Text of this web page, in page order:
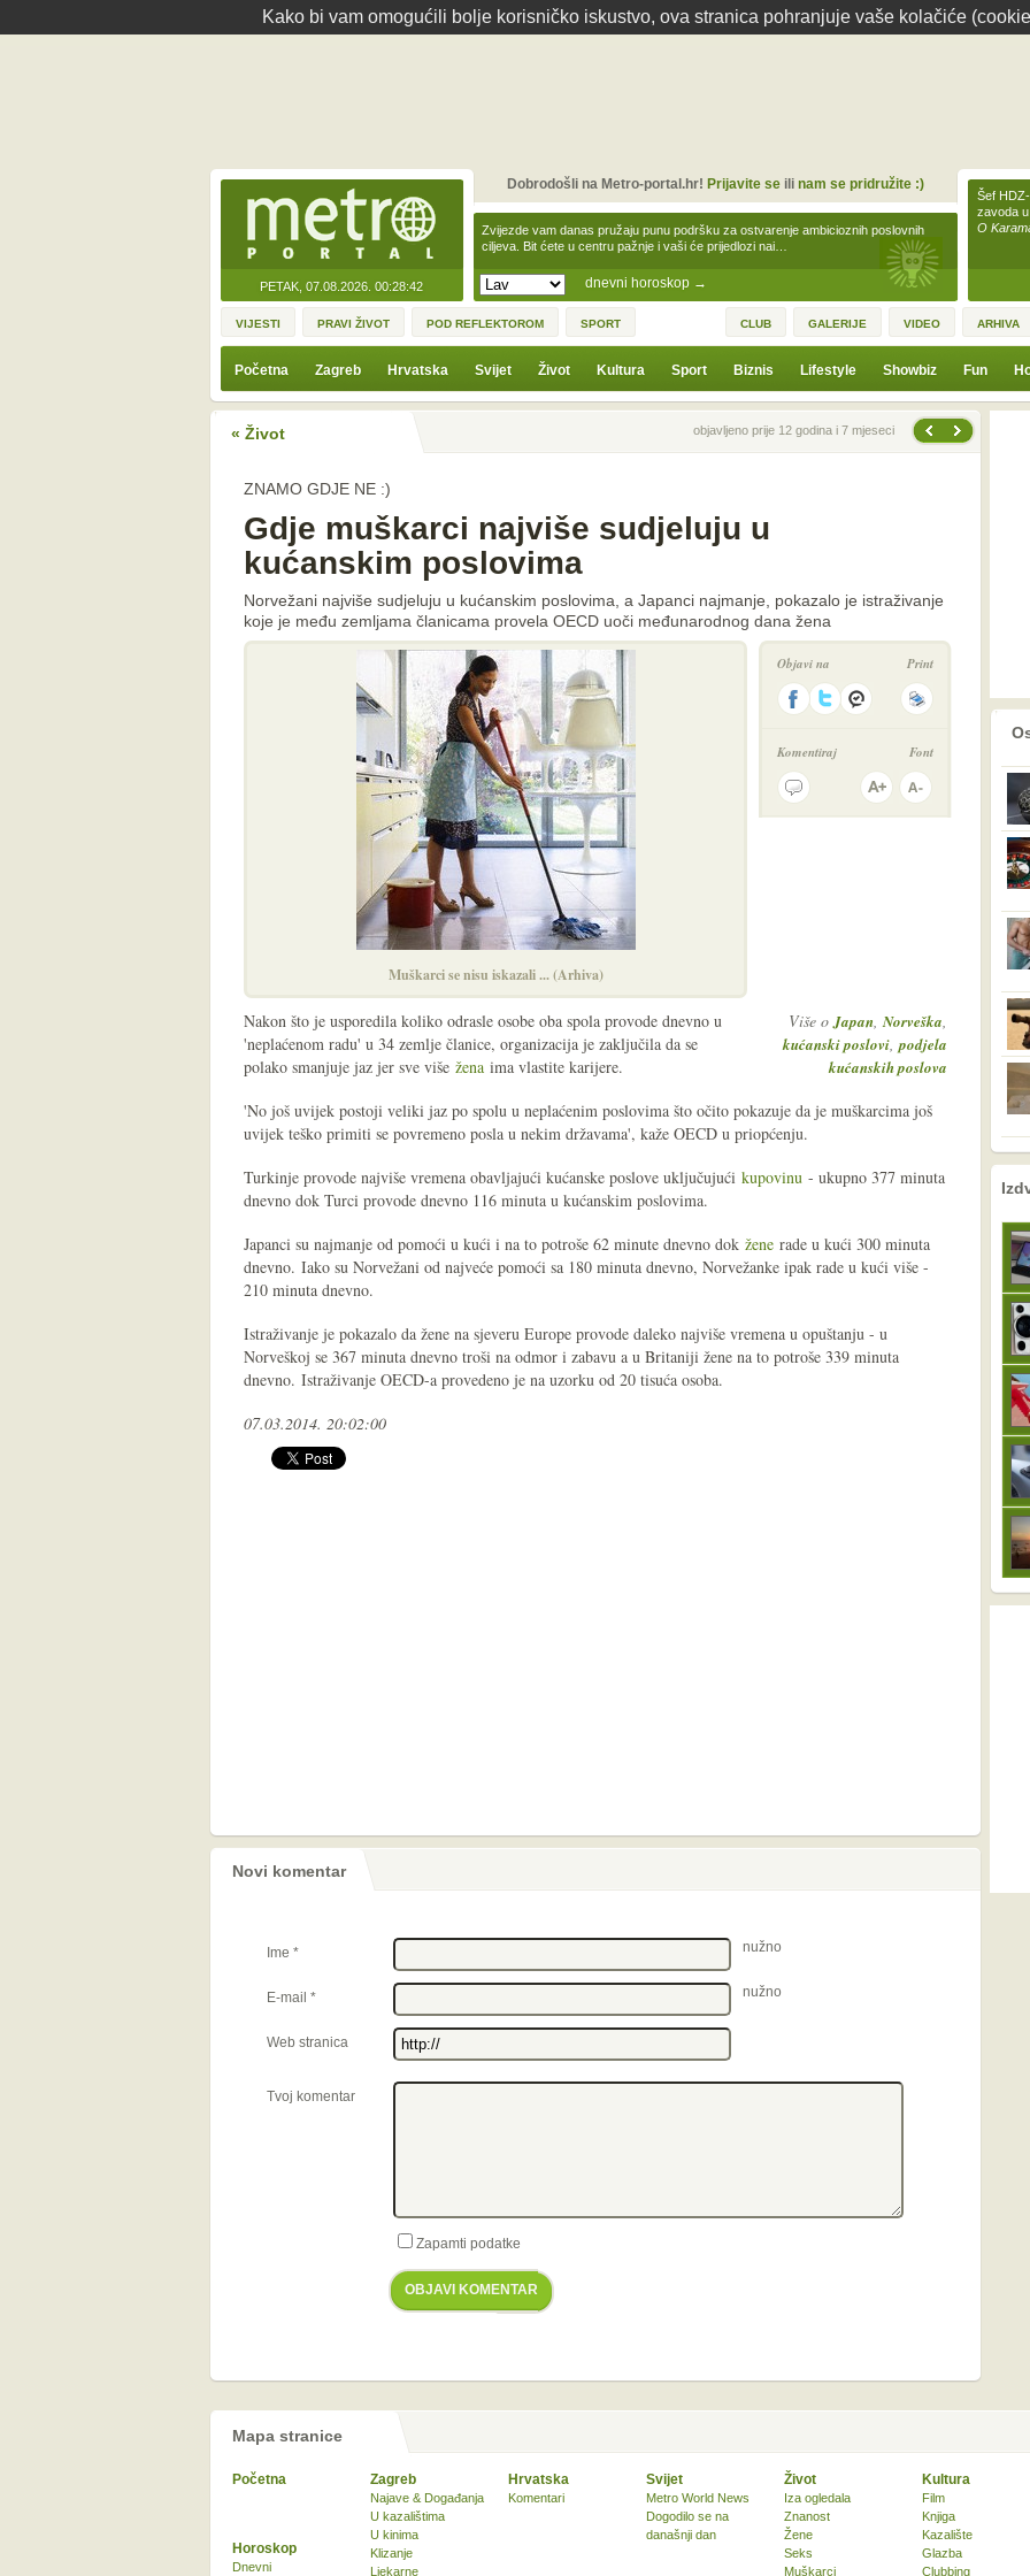
Kako bi vam omogućili bolje korisničko iskustvo, ova stranica pohranjuje vaše kolačiće
PETAK, 07.08.2026. 00:28:42 dnevni horoskop →
Zvijezde vam danas pružaju punu podršku za ostvarenje ambicioznih poslovnih
ciljeva. Bit ćete u centru pažnje i vaši će prijedlozi nai…
Dobrodošli na Metro-portal.hr! Prijavite seili nam se pridružite :)
Šef
zavoda
O
VIJESTI PRAVI ŽIVOT POD REFLEKTOROM SPORT CLUB GALERIJE VIDEO ARHIVA
Početna Zagreb Hrvatska Svijet Život Kultura Sport Biznis Lifestyle Showbiz Fun
« Život Prethodna vijestobjavljeno prije 12 godina i 7 mjeseci
ZNAMO GDJE NE :)
Gdje muškarci najviše sudjeluju u
kućanskim poslovima
Norvežani najviše sudjeluju u kućanskim poslovima, a Japanci najmanje, pokazalo je istraživanje
koje je među zemljama članicama provela OECD uoči međunarodnog dana žena
Muškarci se nisu iskazali ... (Arhiva)
Objavi na Print
Komentiraj Font
Više oJapan,Norveška,
kućanski poslovi,podjela
kućanskih poslova
Nakon što je usporedila koliko odrasle osobe oba spola provode dnevno u
'neplaćenom radu' u 34 zemlje članice, organizacija je zaključila da se
polako smanjuje jaz jer sve više žena ima vlastite karijere.
'No još uvijek postoji veliki jaz po spolu u neplaćenim poslovima što očito pokazuje da je muškarcima još
uvijek teško primiti se povremeno posla u nekim državama', kaže OECD u priopćenju.
Turkinje provode najviše vremena obavljajući kućanske poslove uključujući kupovinu - ukupno 377 minuta
dnevno dok Turci provode dnevno 116 minuta u kućanskim poslovima.
Japanci su najmanje od pomoći u kući i na to potroše 62 minute dnevno dok žene rade u kući 300 minuta
dnevno. Iako su Norvežani od najveće pomoći sa 180 minuta dnevno, Norvežanke ipak rade u kući više -
210 minuta dnevno.
Istraživanje je pokazalo da žene na sjeveru Europe provode daleko najviše vremena u opuštanju - u
Norveškoj se 367 minuta dnevno troši na odmor i zabavu a u Britaniji žene na to potroše 339 minuta
dnevno. Istraživanje OECD-a provedeno je na uzorku od 20 tisuća osoba.
07.03.2014. 20:02:00
Novi komentar
Ime * nužno
E-mail * nužno
Web stranica
Tvoj komentar
Zapamti podatke
OBJAVI KOMENTAR
nema prethodne
sljedeće
Mapa stranice
Početna Zagreb
Najave & Događanja
U kazalištima
U kinima
Klizanje
Ljekarne
Hrvatska
Komentari
Svijet
Metro World News
Dogodilo se na
današnji dan
Život
Iza ogledala
Znanost
Žene
Seks
Muškarci
Kultura
Film
Knjiga
Kazalište
Glazba
Clubbing
Horoskop
Dnevni